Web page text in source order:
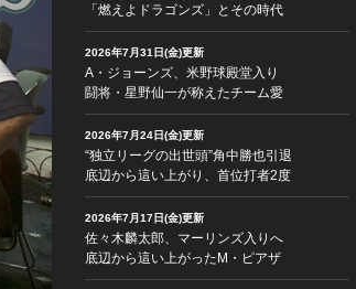
「燃えよドラゴンズ」とその時代
2026年7月31日(金)更新
A・ジョーンズ、米野球殿堂入り
闘将・星野仙一が称えたチーム愛
2026年7月24日(金)更新
“独立リーグの出世頭”角中勝也引退
底辺から這い上がり、首位打者2度
2026年7月17日(金)更新
佐々木麟太郎、マーリンズ入りへ
底辺から這い上がったM・ピアザ